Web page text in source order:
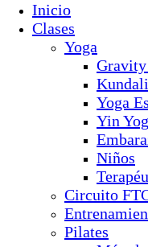
Inicio
Clases
Yoga
Gravity
Yoga
Yin
Niños
Circuito
Pilates